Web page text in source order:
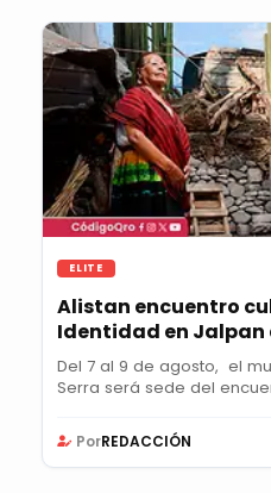
ELITE
Alistan encuentro
Identidad en Jalpan
Del 7 al 9 de agosto, el
Serra será sede del
PorREDACCIÓN